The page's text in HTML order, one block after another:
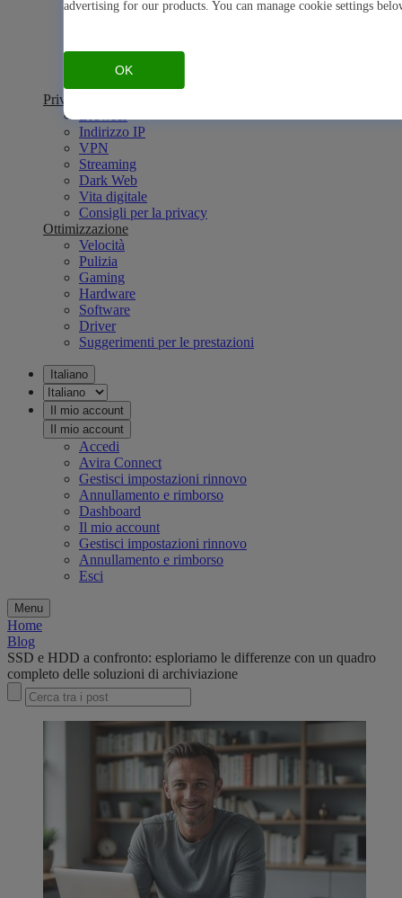
Password
Imprese
Consigli per la sicurezza
Privacy online
Indirizzo IP
VPN
Streaming
Dark Web
Vita digitale
Consigli per la privacy
Ottimizzazione
Velocità
Pulizia
Gaming
Hardware
Software
Driver
Suggerimenti per le prestazioni
Italiano
Il mio account
Il mio account
Accedi
Avira Connect
Gestisci impostazioni rinnovo
Annullamento e rimborso
Dashboard
Il mio account
Gestisci impostazioni rinnovo
Annullamento e rimborso
Esci
Menu
Home
Blog
SSD e HDD a confronto: esploriamo le differenze con un quadro
completo delle soluzioni di archiviazione
advertising for our products. You can manage cookie settings
OK